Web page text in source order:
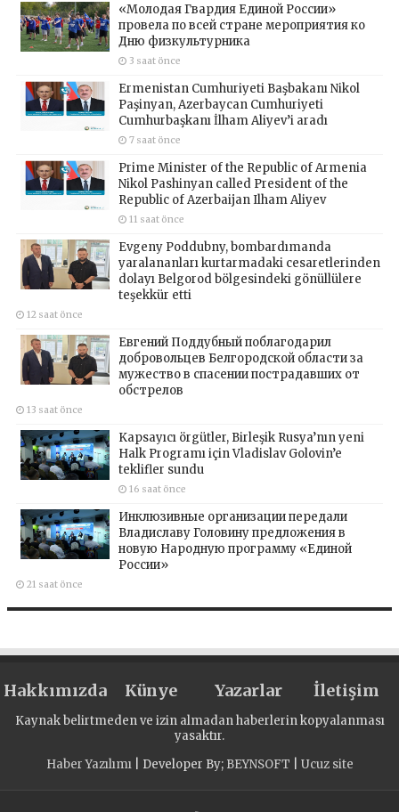
«Молодая Гвардия Единой России»
провела по всей стране мероприятия ко
Дню физкультурника
3 saat önce
Ermenistan Cumhuriyeti Başbakanı Nikol
Paşinyan, Azerbaycan Cumhuriyeti
Cumhurbaşkanı İlham Aliyev’i aradı
7 saat önce
Prime Minister of the Republic of Armenia
Nikol Pashinyan called President of the
Republic of Azerbaijan Ilham Aliyev
11 saat önce
Evgeny Poddubny, bombardımanda
yaralananları kurtarmadaki cesaretlerinden
dolayı Belgorod bölgesindeki gönüllülere
teşekkür etti
12 saat önce
Евгений Поддубный поблагодарил
добровольцев Белгородской области за
мужество в спасении пострадавших от
обстрелов
13 saat önce
Kapsayıcı örgütler, Birleşik Rusya’nın yeni
Halk Programı için Vladislav Golovin’e
teklifler sundu
16 saat önce
Инклюзивные организации передали
Владиславу Головину предложения в
новую Народную программу «Единой
России»
21 saat önce
Hakkımızda Künye Yazarlar İletişim
Kaynak belirtmeden ve izin almadan haberlerin kopyalanması
yasaktır.
Haber Yazılımı| Developer By; BEYNSOFT Ucuz site